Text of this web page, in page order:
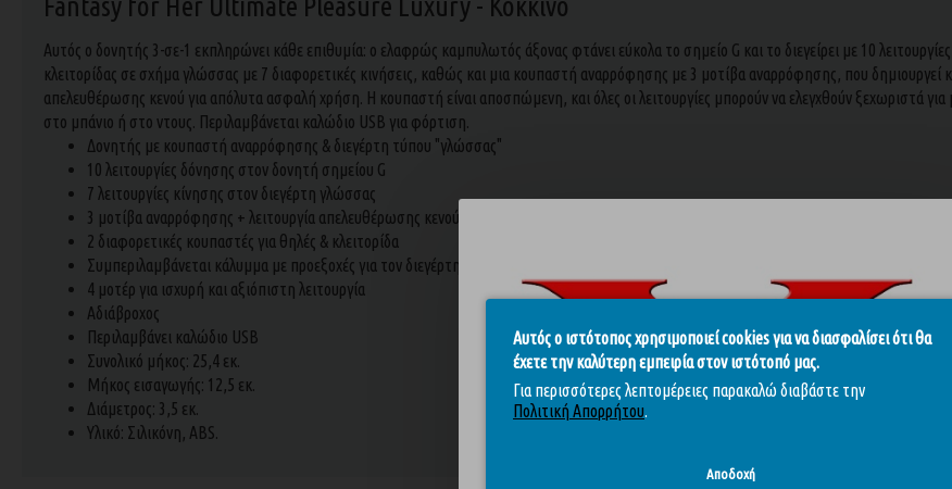
Αυτός ο ιστότοπος χρησιμοποιεί cookies για να διασφαλίσει ότι θα
έχετε την καλύτερη εμπειρία στον ιστότοπό μας.
Για περισσότερες λεπτομέρειες παρακαλώ διαβάστε την
Πολιτική Απορρήτου
Αποδοχή
Αυτός ο δονητής 3-σε-1 εκπληρώνει κάθε επιθυμία: ο ελαφρώς καμπυλωτός άξονας φτάνει εύκολα το σημείο G και το διεγείρει με 10
κλειτορίδας σε σχήμα γλώσσας με 7 διαφορετικές κινήσεις, καθώς και μια κουπαστή αναρρόφησης με 3 μοτίβα αναρρόφησης, που δημιουργεί
απελευθέρωσης κενού για απόλυτα ασφαλή χρήση. Η κουπαστή είναι αποσπώμενη, και όλες οι λειτουργίες μπορούν να ελεγχθούν ξεχωριστά
στο μπάνιο ή στο ντους. Περιλαμβάνεται καλώδιο USB για φόρτιση.
Δονητής με κουπαστή αναρρόφησης & διεγέρτη τύπου "γλώσσας"
10 λειτουργίες δόνησης στον δονητή σημείου G
7 λειτουργίες κίνησης στον διεγέρτη γλώσσας
3 μοτίβα αναρρόφησης + λειτουργία απελευθέρωσης κενού
2 διαφορετικές κουπαστές για θηλές & κλειτορίδα
Συμπεριλαμβάνεται κάλυμμα με προεξοχές για τον διεγέρτη γλώσσας
4 μοτέρ για ισχυρή και αξιόπιστη λειτουργία
Αδιάβροχος
Περιλαμβάνει καλώδιο USB
Συνολικό μήκος: 25,4 εκ.
Μήκος εισαγωγής: 12,5 εκ.
Διάμετρος: 3,5 εκ.
Υλικό: Σιλικόνη, ABS.